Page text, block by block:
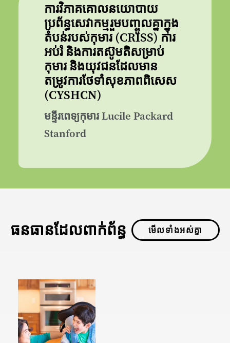
ការវិភាគគោលនយោបាយ
ប្រព័ន្ធសេវាកម្មរួមបញ្ចូលគ្នាក្នុង
តំបន់របស់កុមារ (CRISS) ការ
អប់រំ និងការតស៊ូមតិសម្រាប់
កុមារ និងយុវជនដែលមាន
តម្រូវការថែទាំសុខភាពពិសេស
(CYSHCN)
មន្ទីរពេទ្យកុមារ Lucile Packard
Stanford
ធនធានដែលពាក់ព័ន្ធ មើលទាំងអស់គ្នា